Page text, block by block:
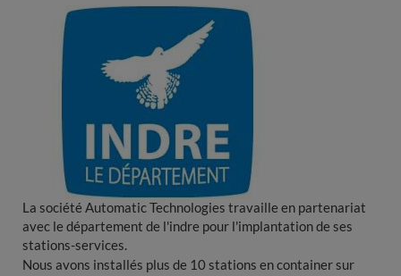
La société Automatic Technologies travaille en partenariat
avec le département de l'indre pour l'implantation de ses
stations-services.
Nous avons installés plus de 10 stations en container sur